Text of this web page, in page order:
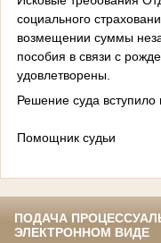
социального
возмещении суммы
пособия в связи с
удовлетворены.
Решение суда вступило
Помощник судьи
ПОДАЧА
ЭЛЕКТРОННОМ ВИДЕ